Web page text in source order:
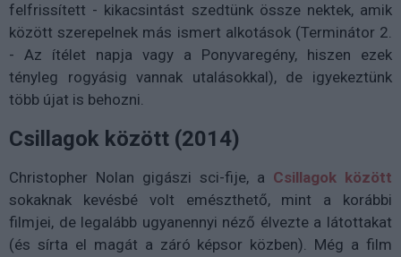
felfrissített - kikacsintást szedtünk össze nektek, amik
között szerepelnek más ismert alkotások (Terminátor 2.
- Az ítélet napja vagy a Ponyvaregény, hiszen ezek
tényleg rogyásig vannak utalásokkal), de igyekeztünk
több újat is behozni.
Csillagok között (2014)
Christopher Nolan gigászi sci-fije, a Csillagok között
sokaknak kevésbé volt emészthető, mint a korábbi
filmjei, de legalább ugyanennyi néző élvezte a látottakat
(és sírta el magát a záró képsor közben). Még a film